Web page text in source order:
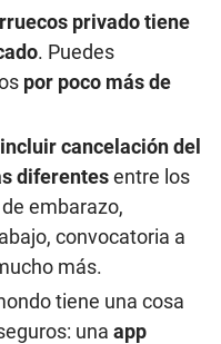
privado tiene
. Puedes
por poco más de
cancelación del
diferentesentre los
embarazo,
convocatoria a
más.
tiene una cosa
una app